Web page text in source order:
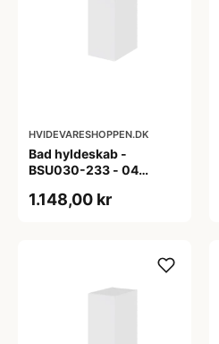
HVIDEVARESHOPPEN.DK
Bad hyldeskab -
BSU030-233 - 04
1.148,00 kr